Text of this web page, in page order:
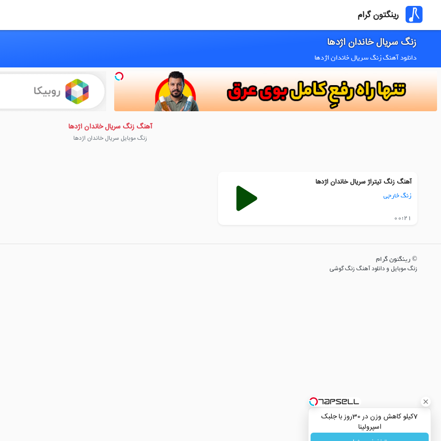
رینگتون گرام
زنگ سریال خاندان اژدها
دانلود آهنگ زنگ سریال خاندان اژدها
7کیلو کاهش وزن در 30روز با جلبک
اسپرولینا
آهنگ زنگ سریال خاندان اژدها
زنگ موبایل سریال خاندان اژدها
آهنگ زنگ تیتراژ سریال خاندان اژدها
زنگ خارجی
00:21
© رینگتون گرام
زنگ موبایل و دانلود آهنگ زنگ گوشی